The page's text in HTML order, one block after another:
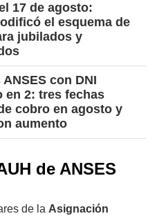
17 de agosto:
el esquema de
jubilados y
con DNI
en 2: tres fechas
cobro en agosto y
aumento
de ANSES
de la Asignación